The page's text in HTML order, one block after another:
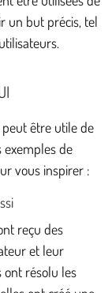
un but précis, tel
peut être utile de
de
vous inspirer :
reçu des
et leur
ont résolu les